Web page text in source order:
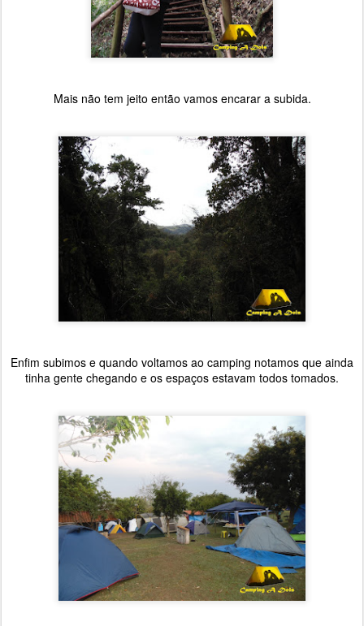
Mais não tem jeito então vamos encarar a subida.
Enfim subimos e quando voltamos ao camping notamos que ainda
tinha gente chegando e os espaços estavam todos tomados.